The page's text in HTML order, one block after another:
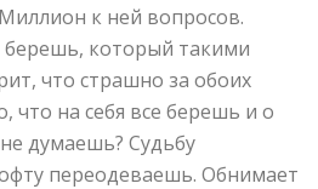
к ней вопросов.
берешь, который такими
что страшно за обоих
что на себя все берешь и о
думаешь? Судьбу
переодеваешь. Обнимает